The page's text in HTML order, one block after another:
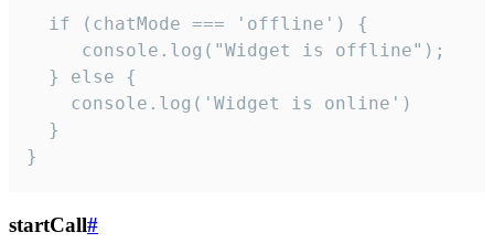
  if (chatMode === 'offline') {
     console.log("Widget is offline");
  } else {
    console.log('Widget is online')
  }
}
startCall#